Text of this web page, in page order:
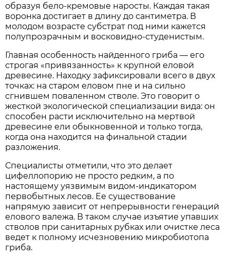
образуя бело-кремовые наросты. Каждая такая
воронка достигает в длину до сантиметра. В
молодом возрасте субстрат под ними кажется
полупрозрачным и восковидно-студенистым.
Главная особенность найденного гриба — его
строгая «привязанность» к крупной еловой
древесине. Находку зафиксировали всего в двух
точках: на старом еловом пне и на сильно
сгнившем поваленном стволе. Это говорит о
жесткой экологической специализации вида: он
способен расти исключительно на мертвой
древесине ели обыкновенной и только тогда,
когда она находится на финальной стадии
разложения.
Специалисты отметили, что это делает
цифеллопорию не просто редким, а по
настоящему уязвимым видом-индикатором
первобытных лесов. Ее существование
напрямую зависит от непрерывности генераций
елового валежа. В таком случае изъятие упавших
стволов при санитарных рубках или очистке леса
ведет к полному исчезновению микробиотопа
гриба.